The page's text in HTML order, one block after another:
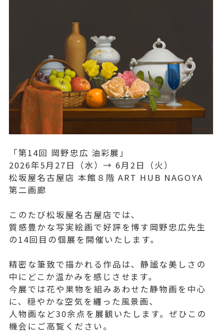
「第14回 岡野忠広 油彩展」
2026年5月27日（水）→ 6月2日（火）
松坂屋名古屋店 本館８階 ART HUB NAGOYA
第二画廊
このたび松坂屋名古屋店では、
質感豊かな写実絵画で好評を博す岡野忠広先生
の14回目の個展を開催いたします。
精密な筆致で描かれる作品は、静謐な美しさの
中にどこか温かみを感じさせます。
今展では花や果物を組みあわせた静物画を中心
に、穏やかな空気を纏った風景画、
人物画など30余点を展観いたします。ぜひこの
機会にご高覧ください。